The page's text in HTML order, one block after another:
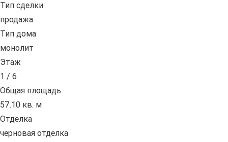
Тип сделки
продажа
Тип дома
монолит
Этаж
1 / 6
Общая площадь
57.10 кв. м
Отделка
черновая отделка